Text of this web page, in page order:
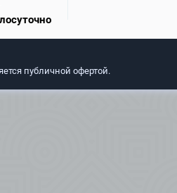
публичной офертой.